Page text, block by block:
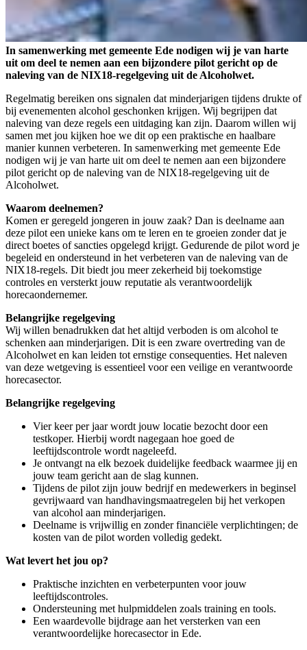
In samenwerking met gemeente Ede nodigen wij je van harte
uit om deel te nemen aan een bijzondere pilot gericht op de
naleving van de NIX18-regelgeving uit de Alcoholwet.
Regelmatig bereiken ons signalen dat minderjarigen tijdens drukte of
bij evenementen alcohol geschonken krijgen. Wij begrijpen dat
naleving van deze regels een uitdaging kan zijn. Daarom willen wij
samen met jou kijken hoe we dit op een praktische en haalbare
manier kunnen verbeteren. In samenwerking met gemeente Ede
nodigen wij je van harte uit om deel te nemen aan een bijzondere
pilot gericht op de naleving van de NIX18-regelgeving uit de
Alcoholwet.
Waarom deelnemen?
Komen er geregeld jongeren in jouw zaak? Dan is deelname aan
deze pilot een unieke kans om te leren en te groeien zonder dat je
direct boetes of sancties opgelegd krijgt. Gedurende de pilot word je
begeleid en ondersteund in het verbeteren van de naleving van de
NIX18-regels. Dit biedt jou meer zekerheid bij toekomstige
controles en versterkt jouw reputatie als verantwoordelijk
horecaondernemer.
Belangrijke regelgeving
Wij willen benadrukken dat het altijd verboden is om alcohol te
schenken aan minderjarigen. Dit is een zware overtreding van de
Alcoholwet en kan leiden tot ernstige consequenties. Het naleven
van deze wetgeving is essentieel voor een veilige en verantwoorde
horecasector.
Belangrijke regelgeving
Vier keer per jaar wordt jouw locatie bezocht door een
testkoper. Hierbij wordt nagegaan hoe goed de
leeftijdscontrole wordt nageleefd.
Je ontvangt na elk bezoek duidelijke feedback waarmee jij en
jouw team gericht aan de slag kunnen.
Tijdens de pilot zijn jouw bedrijf en medewerkers in beginsel
gevrijwaard van handhavingsmaatregelen bij het verkopen
van alcohol aan minderjarigen.
Deelname is vrijwillig en zonder financiële verplichtingen; de
kosten van de pilot worden volledig gedekt.
Wat levert het jou op?
Praktische inzichten en verbeterpunten voor jouw
leeftijdscontroles.
Ondersteuning met hulpmiddelen zoals training en tools.
Een waardevolle bijdrage aan het versterken van een
verantwoordelijke horecasector in Ede.